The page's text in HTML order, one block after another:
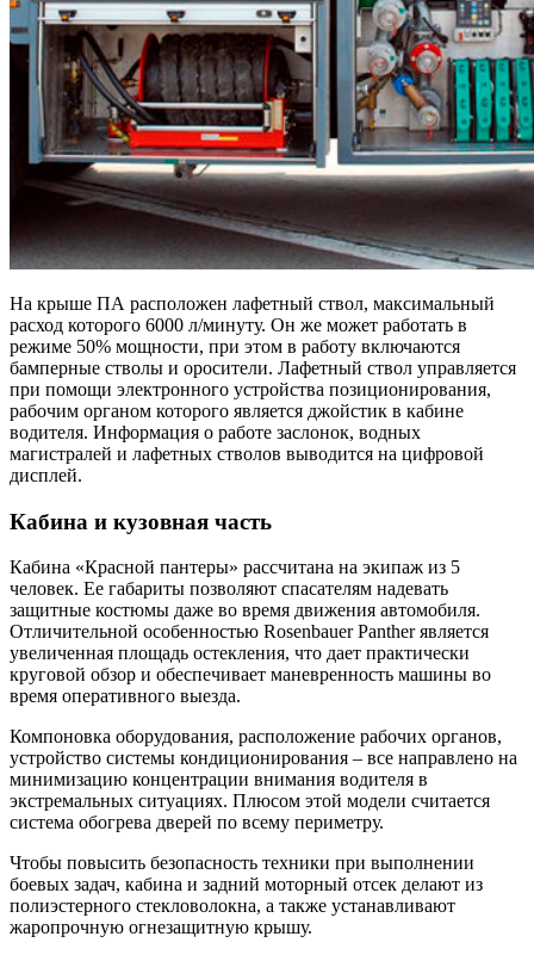
На крыше ПА расположен лафетный ствол, максимальный
расход которого 6000 л/минуту. Он же может работать в
режиме 50% мощности, при этом в работу включаются
бамперные стволы и оросители. Лафетный ствол управляется
при помощи электронного устройства позиционирования,
рабочим органом которого является джойстик в кабине
водителя. Информация о работе заслонок, водных
магистралей и лафетных стволов выводится на цифровой
дисплей.
Кабина и кузовная часть
Кабина «Красной пантеры» рассчитана на экипаж из 5
человек. Ее габариты позволяют спасателям надевать
защитные костюмы даже во время движения автомобиля.
Отличительной особенностью Rosenbauer Panther является
увеличенная площадь остекления, что дает практически
круговой обзор и обеспечивает маневренность машины во
время оперативного выезда.
Компоновка оборудования, расположение рабочих органов,
устройство системы кондиционирования – все направлено на
минимизацию концентрации внимания водителя в
экстремальных ситуациях. Плюсом этой модели считается
система обогрева дверей по всему периметру.
Чтобы повысить безопасность техники при выполнении
боевых задач, кабина и задний моторный отсек делают из
полиэстерного стекловолокна, а также устанавливают
жаропрочную огнезащитную крышу.